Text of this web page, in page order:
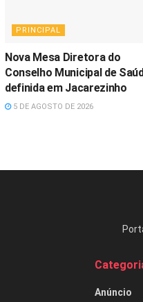
PRINCIPAL
Nova Mesa Diretora do
Conselho Municipal de
definida em Jacarezinho
5 DE AGOSTO DE 2026
Anúncio